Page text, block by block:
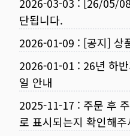
단됩니다.
2026-01-09 : [공지] 상
2026-01-01 : 26년 하
일 안내
2025-11-17 : 주문 후
로 표시되는지 확인해주